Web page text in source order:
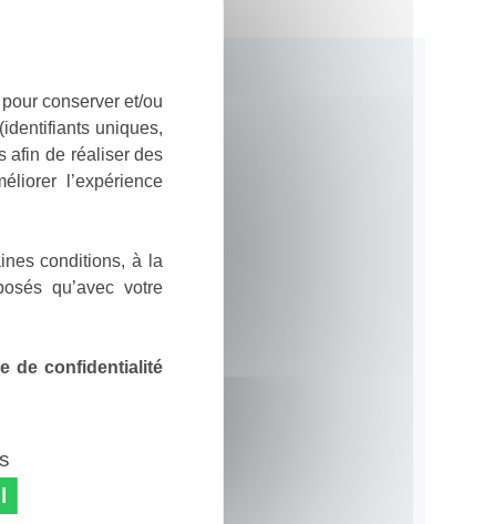
conserver et/ou
uniques,
afin de réaliser des
l’expérience
conditions, à la
qu’avec votre
de confidentialité